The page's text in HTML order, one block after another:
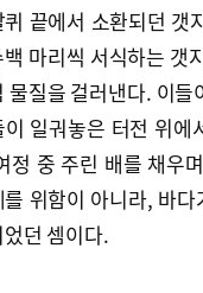
끝에서 소환되던 갯
마리씩 서식하는 갯
물질을 걸러낸다. 이
일궈놓은 터전 위
정 중 주린 배를 채우
위함이 아니라, 바
던 셈이다.